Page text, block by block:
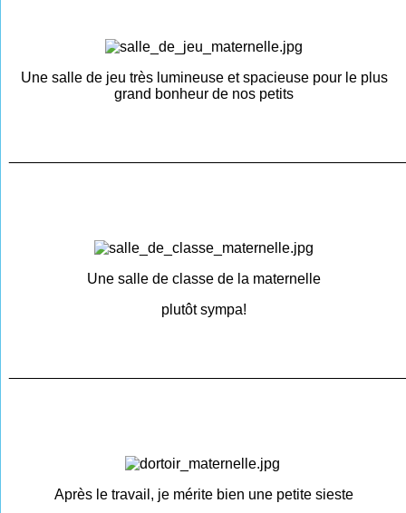
Une salle de jeu très lumineuse et spacieuse pour le plus
grand bonheur de nos petits
Une salle de classe de la maternelle
plutôt sympa!
Après le travail, je mérite bien une petite sieste